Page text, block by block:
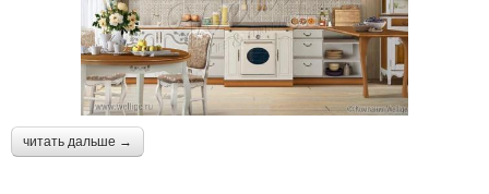
читать дальше →